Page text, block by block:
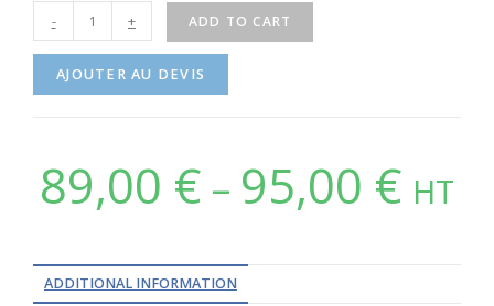
- + ADD TO CART
AJOUTER AU DEVIS
89,00 € – 95,00 € HT
ADDITIONAL INFORMATION